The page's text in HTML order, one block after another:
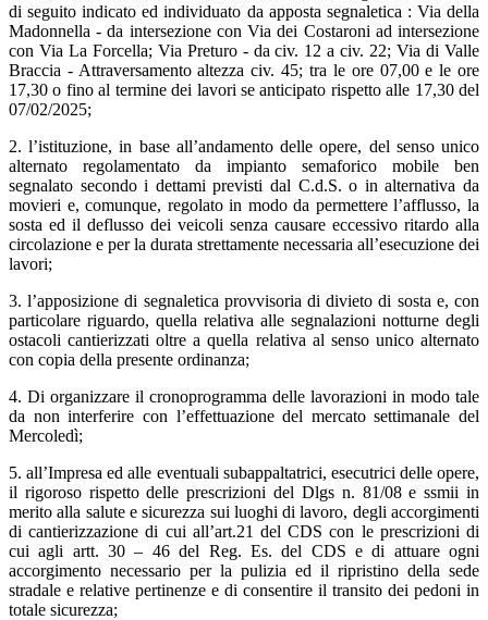
di seguito indicato ed individuato da apposta segnaletica : Via della
Madonnella - da intersezione con Via dei Costaroni ad intersezione
con Via La Forcella; Via Preturo - da civ. 12 a civ. 22; Via di Valle
Braccia - Attraversamento altezza civ. 45; tra le ore 07,00 e le ore
17,30 o fino al termine dei lavori se anticipato rispetto alle 17,30 del
07/02/2025;
2. l’istituzione, in base all’andamento delle opere, del senso unico
alternato regolamentato da impianto semaforico mobile ben
segnalato secondo i dettami previsti dal C.d.S. o in alternativa da
movieri e, comunque, regolato in modo da permettere l’afflusso, la
sosta ed il deflusso dei veicoli senza causare eccessivo ritardo alla
circolazione e per la durata strettamente necessaria all’esecuzione dei
lavori;
3. l’apposizione di segnaletica provvisoria di divieto di sosta e, con
particolare riguardo, quella relativa alle segnalazioni notturne degli
ostacoli cantierizzati oltre a quella relativa al senso unico alternato
con copia della presente ordinanza;
4. Di organizzare il cronoprogramma delle lavorazioni in modo tale
da non interferire con l’effettuazione del mercato settimanale del
Mercoledì;
5. all’Impresa ed alle eventuali subappaltatrici, esecutrici delle opere,
il rigoroso rispetto delle prescrizioni del Dlgs n. 81/08 e ssmii in
merito alla salute e sicurezza sui luoghi di lavoro, degli accorgimenti
di cantierizzazione di cui all’art.21 del CDS con le prescrizioni di
cui agli artt. 30 – 46 del Reg. Es. del CDS e di attuare ogni
accorgimento necessario per la pulizia ed il ripristino della sede
stradale e relative pertinenze e di consentire il transito dei pedoni in
totale sicurezza;